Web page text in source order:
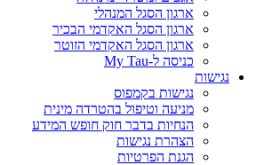
ארגון הסגל המנהלי
ארגון הסגל האקדמי הבכיר
ארגון הסגל האקדמי הזוטר
כניסה ל-My Tau
נגישות
נגישות בקמפוס
מניעה וטיפול בהטרדה מינית
הנחיות בדבר חוק חופש המידע
הצהרת נגישות
הגנת הפרטיות